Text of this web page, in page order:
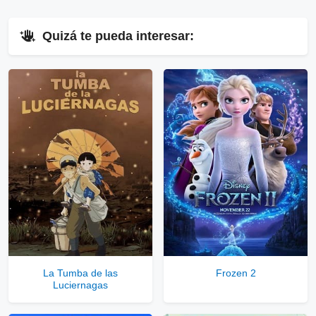
▷Enlaces Públicos
Ver Enlaces Públicos
▷ Enlaces Privados VIP⇓
Ver Enlaces Privados VIP
Servidores directos
Solo disponible para usuarios registrados.
Comprar Cuenta VIP Aquí!
Quizá te pueda interesar:
La Tumba de las
Luciernagas
Frozen 2